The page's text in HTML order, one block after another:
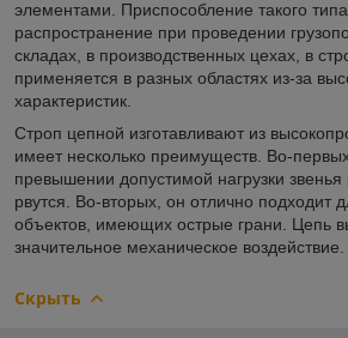
элементами. Приспособление такого
распространение при проведении
складах, в производственных цехах, в
применяется в разных областях из-за
характеристик.
Строп цепной изготавливают из
имеет несколько преимуществ. Во-
превышении допустимой нагрузки звенья
рвутся. Во-вторых, он отлично подходит
объектов, имеющих острые грани. Цепь
значительное механическое воздействие.
Скрыть